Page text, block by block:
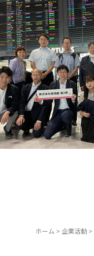
ホーム > 企業活動 >